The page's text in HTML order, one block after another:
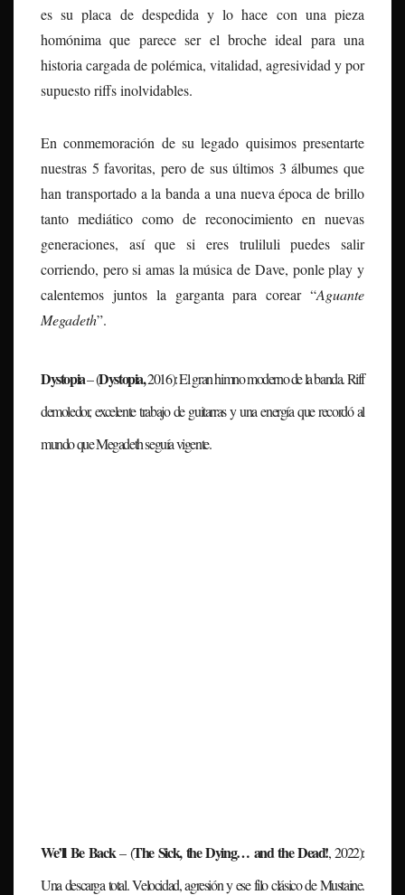
es su placa de despedida y lo hace con una pieza
homónima que parece ser el broche ideal para una
historia cargada de polémica, vitalidad, agresividad y por
supuesto riffs inolvidables.
En conmemoración de su legado quisimos presentarte
nuestras 5 favoritas, pero de sus últimos 3 álbumes que
han transportado a la banda a una nueva época de brillo
tanto mediático como de reconocimiento en nuevas
generaciones, así que si eres truliluli puedes salir
corriendo, pero si amas la música de Dave, ponle play y
calentemos juntos la garganta para corear “Aguante
Megadeth”.
Dystopia– (Dystopia,2016):El gran himno moderno de la banda. Riff
demoledor, excelente trabajo de guitarras y una energía que recordó al
mundo que Megadeth seguía vigente.
We’ll Be Back– (The Sick, the Dying… and the Dead!, 2022):
Una descarga total. Velocidad, agresión y ese filo clásico de Mustaine.